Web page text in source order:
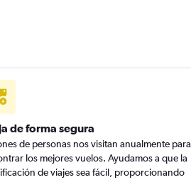
de forma segura
de personas nos visitan anualmente para
los mejores vuelos. Ayudamos a que la
de viajes sea fácil, proporcionando